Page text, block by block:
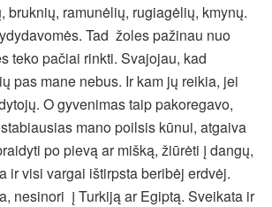
bruknių, ramunėlių, rugiagėlių, kmynų.
Tad žoles pažinau nuo
teko pačiai rinkti. Svajojau, kad
pas mane nebus. Ir kam jų reikia, jei
O gyvenimas taip pakoregavo,
mano poilsis kūnui, atgaiva
po pievą ar mišką, žiūrėti į dangų,
ir visi vargai ištirpsta beribėj erdvėj.
nesinori į Turkiją ar Egiptą. Sveikata ir